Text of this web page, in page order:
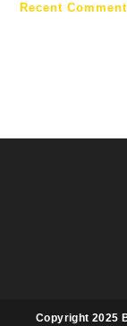
Recent
Copyright 2025